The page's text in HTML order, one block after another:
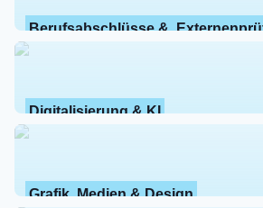
Berufsabschlüsse &
Digitalisierung & KI
Grafik, Medien & Design